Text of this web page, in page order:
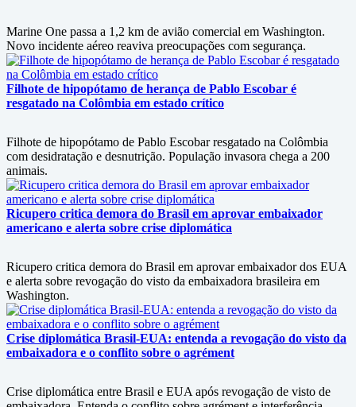
Marine One passa a 1,2 km de avião comercial em Washington.
Novo incidente aéreo reaviva preocupações com segurança.
Filhote de hipopótamo de herança de Pablo Escobar é
resgatado na Colômbia em estado crítico
Filhote de hipopótamo de Pablo Escobar resgatado na Colômbia
com desidratação e desnutrição. População invasora chega a 200
animais.
Ricupero critica demora do Brasil em aprovar embaixador
americano e alerta sobre crise diplomática
Ricupero critica demora do Brasil em aprovar embaixador dos EUA
e alerta sobre revogação do visto da embaixadora brasileira em
Washington.
Crise diplomática Brasil-EUA: entenda a revogação do visto da
embaixadora e o conflito sobre o agrément
Crise diplomática entre Brasil e EUA após revogação de visto de